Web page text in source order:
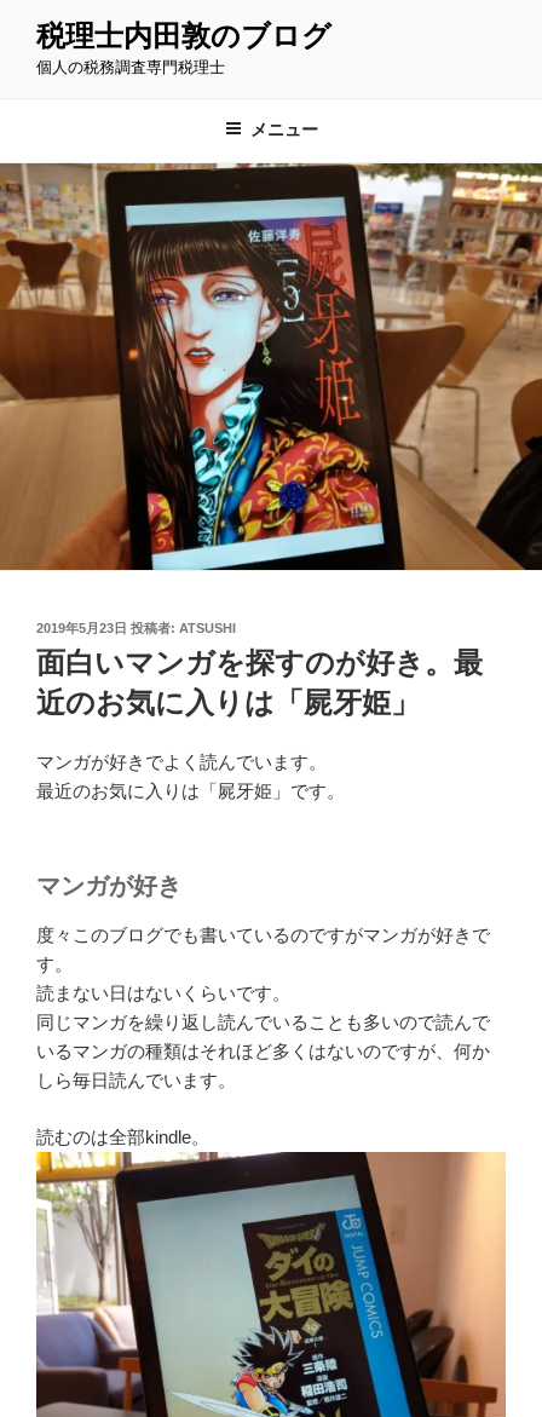
ス
キ
ッ
プ
税理士内田敦のブログ
個人の税務調査専門税理士
メニュー
投
稿
日:
2019年5月23日 投稿者: ATSUSHI
面白いマンガを探すのが好き。最
近のお気に入りは「屍牙姫」
マンガが好きでよく読んでいます。
最近のお気に入りは「屍牙姫」です。
マンガが好き
度々このブログでも書いているのですがマンガが好きで
す。
読まない日はないくらいです。
同じマンガを繰り返し読んでいることも多いので読んで
いるマンガの種類はそれほど多くはないのですが、何か
しら毎日読んでいます。
読むのは全部kindle。